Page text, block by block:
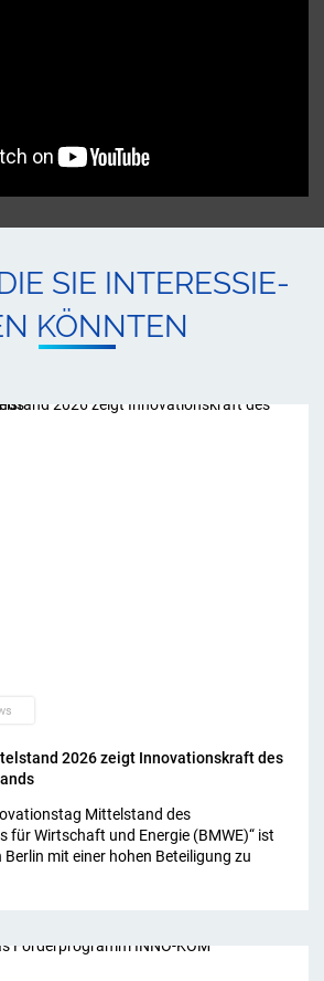
SIE IN­TER­ES­SIE­
KÖNN­TEN
2026 zeigt In­no­va­ti­ons­kraft des
Mittelstand des
für Wirtschaft und Energie (BMWE)“ ist
mit einer hohen Beteiligung zu